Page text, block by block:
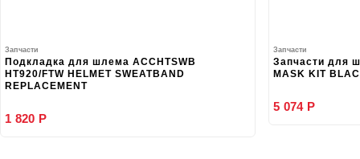
Запчасти
Подкладка для шлема ACCHTSWB
HT920/FTW HELMET SWEATBAND
REPLACEMENT
1 820 Р
Запчасти
Запчасти для
MASK KIT
5 074 Р